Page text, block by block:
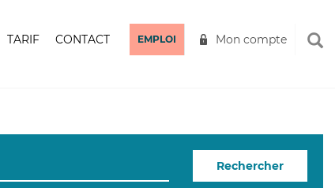
TARIF CONTACT EMPLOI Mon compte
Rechercher